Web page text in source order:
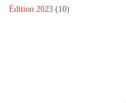
Édition 2023 (10)